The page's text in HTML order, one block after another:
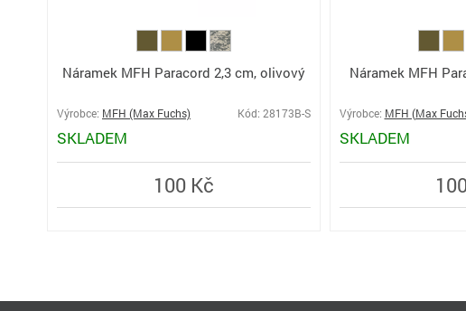
Náramek MFH Paracord 2,3 cm, olivový
Výrobce: MFH (Max Fuchs) Kód: 28173B-S
SKLADEM
100 Kč
Náramek MFH
Výrobce: MFH (Max
SKLADEM